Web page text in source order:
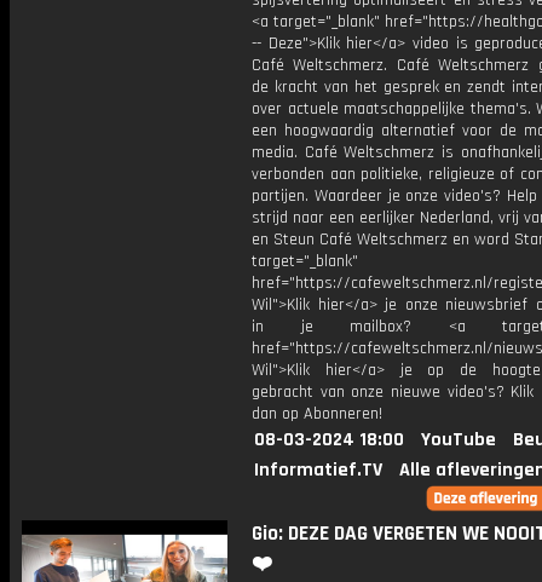
<a target="_blank" href="https://
-- Deze">Klik hier</a> video is
Café Weltschmerz. Café Weltschmerz
de kracht van het gesprek en zendt
over actuele maatschappelijke thema's.
een hoogwaardig alternatief voor de
media. Café Weltschmerz is
verbonden aan politieke, religieuze of
partijen. Waardeer je onze video's?
strijd naar een eerlijker Nederland, vrij
en Steun Café Weltschmerz en word
target="_blank"
href="https://cafeweltschmerz.nl/
Wil">Klik hier</a> je onze nieuwsbrief
in je mailbox? <a
href="https://cafeweltschmerz.nl/
Wil">Klik hier</a> je op de
gebracht van onze nieuwe video's? Klik
dan op Abonneren!
08-03-2024 18:00 YouTube
Informatief.TV
Alle
Gio: DEZE DAG VERGETEN WE
❤️